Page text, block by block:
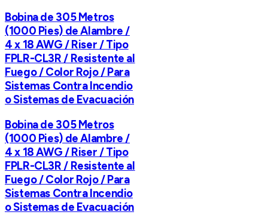
Bobina de 305 Metros
(1000 Pies) de Alambre /
4 x 18 AWG / Riser / Tipo
FPLR-CL3R / Resistente al
Fuego / Color Rojo / Para
Sistemas Contra Incendio
o Sistemas de Evacuación
Bobina de 305 Metros
(1000 Pies) de Alambre /
4 x 18 AWG / Riser / Tipo
FPLR-CL3R / Resistente al
Fuego / Color Rojo / Para
Sistemas Contra Incendio
o Sistemas de Evacuación